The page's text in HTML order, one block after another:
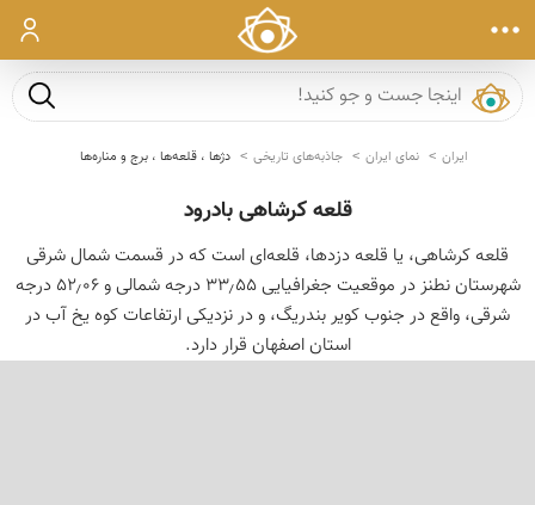
ورود
جست و
ایران نمای ایران جاذبه‌های تاریخی دژها ، قلعه‌ها ، برج و مناره‌ها
قلعه کرشاهی بادرود
قلعه کرشاهی، یا قلعه دزدها، قلعه‌ای است که در قسمت شمال شرقی
شهرستان نطنز در موقعیت جغرافیایی ۳۳٫۵۵ درجه شمالی و ۵۲٫۰۶ درجه
شرقی، واقع در جنوب کویر بندریگ، و در نزدیکی ارتفاعات کوه یخ آب در
استان اصفهان قرار دارد.